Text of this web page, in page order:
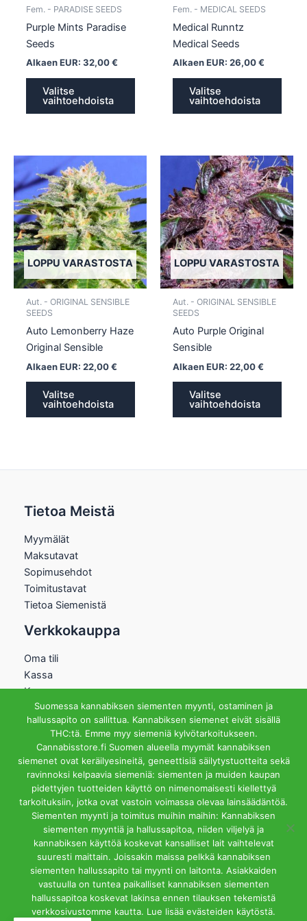
Fem. - PARADISE SEEDS
Purple Mints Paradise
Seeds
Alkaen EUR: 32,00€
Valitse
vaihtoehdoista
Fem. - MEDICAL SEEDS
Medical Runntz
Medical Seeds
Alkaen EUR: 26,00€
Valitse
vaihtoehdoista
LOPPU VARASTOSTA
Aut. - ORIGINAL SENSIBLE
SEEDS
Auto Lemonberry Haze
Original Sensible
Alkaen EUR: 22,00€
Valitse
vaihtoehdoista
on
useampi
muunnelma.
Voit
tehdä
valinnat
LOPPU VARASTOSTA
Aut. - ORIGINAL SENSIBLE
SEEDS
Auto Purple Original
Sensible
Alkaen EUR: 22,00€
Valitse
vaihtoehdoista
Tällä
on
Voit
tehdä
Tietoa Meistä
Myymälät
Maksutavat
Sopimusehdot
Toimitustavat
Tietoa Siemenistä
Verkkokauppa
Oma tili
Kassa
Kauppa
Ostoskori
Helsingin Myymälä
Aukioloajat
Ma-Pe 12-18 La 12-15
Riihipellonkuja 3, 00390
Helsinki
info@cannabisstore.fi
Cannabisstore.fi | Kannabiksen Siemeniä Verkkokaupasta ja
Suomessa kannabiksen siementen myynti, ostaminen ja
hallussapito on sallittua. Kannabiksen siemenet eivät sisällä
THC:tä. Emme myy siemeniä kylvötarkoitukseen.
Cannabisstore.fi Suomen alueella myymät kannabiksen
siemenet ovat keräilyesineitä, geneettisiä säilytystuotteita sekä
ravinnoksi kelpaavia siemeniä: siementen ja muiden kaupan
pidettyjen tuotteiden käyttö on nimenomaisesti kiellettyä
tarkoituksiin, jotka ovat vastoin voimassa olevaa lainsäädäntöä.
Siementen myynti ja toimitus muihin maihin: Kannabiksen
siementen myyntiä ja hallussapitoa, niiden viljelyä ja
kannabiksen käyttöä koskevat kansalliset lait vaihtelevat
suuresti maittain. Joissakin maissa pelkkä kannabiksen
siementen hallussapito tai myynti on laitonta. Asiakkaiden
vastuulla on tuntea paikalliset kannabiksen siementen
hallussapitoa koskevat lakinsa ennen tilauksen tekemistä
verkkosivustomme kautta. Lue lisää evästeiden käytöstä.